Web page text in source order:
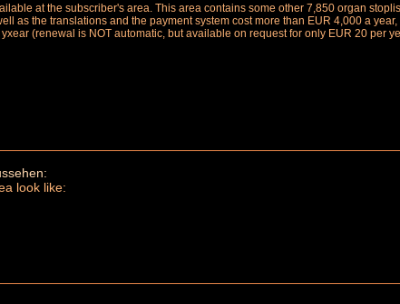
at the subscriber's area. This area contains some other 7,850 organ
as the translations and the payment system cost more than EUR 4,000 a
(renewal is NOT automatic, but available on request for only EUR 20 per
look like: